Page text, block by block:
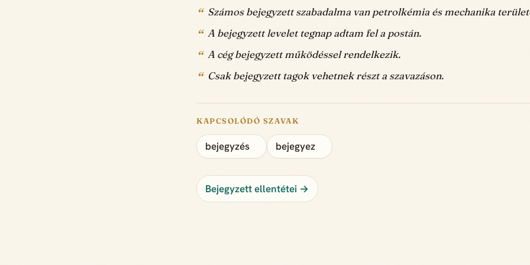
Számos bejegyzett szabadalma van petrolkémia és mechanika
A bejegyzett levelet tegnap adtam fel a postán.
A cég bejegyzett működéssel rendelkezik.
Csak bejegyzett tagok vehetnek részt a szavazáson.
KAPCSOLÓDÓ SZAVAK
bejegyzés bejegyez
Bejegyzett ellentétei →